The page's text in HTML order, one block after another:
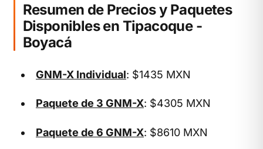
Resumen de Precios y Paquetes
Disponibles en Tipacoque -
Boyacá
GNM-X Individual: $1435 MXN
Paquete de 3 GNM-X: $4305 MXN
Paquete de 6 GNM-X: $8610 MXN